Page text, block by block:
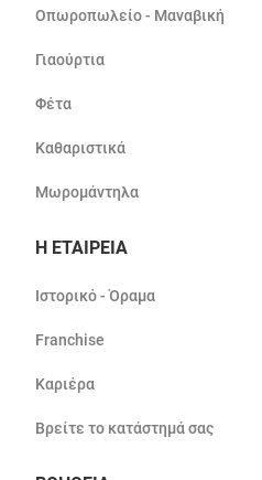
Οπωροπωλείο - Μαναβική
Γιαούρτια
Φέτα
Καθαριστικά
Μωρομάντηλα
Η ΕΤΑΙΡΕΙΑ
Ιστορικό - Όραμα
Franchise
Καριέρα
Βρείτε το κατάστημά σας